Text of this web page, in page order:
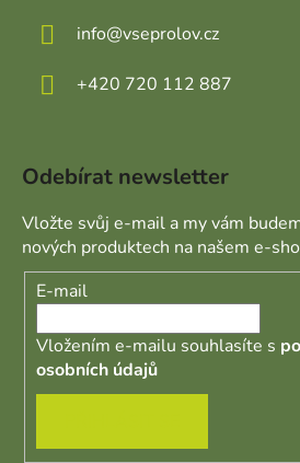
info@vseprolov.cz
+420 720 112 887
Odebírat newsletter
Vložte svůj e-mail a my vám
nových produktech na našem e-
E-mail
Vložením e-mailu souhlasíte s
osobních údajů